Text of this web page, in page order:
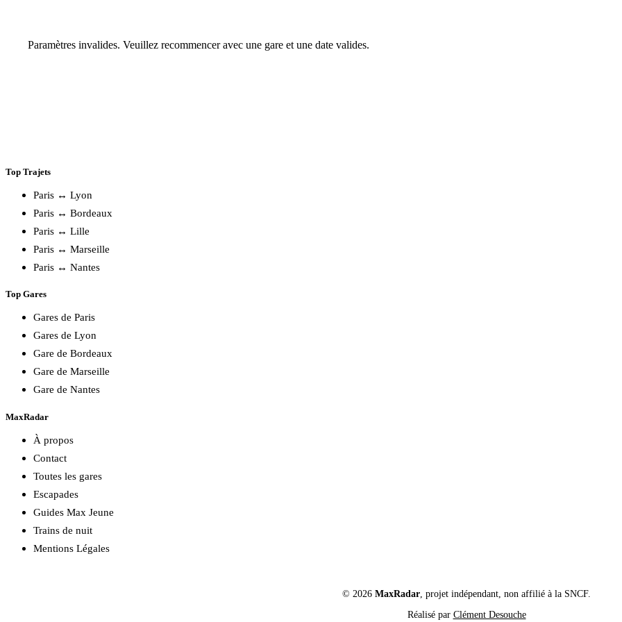
Paramètres invalides. Veuillez recommencer avec une gare et une date valides.
Top Trajets
Paris ↔ Lyon
Paris ↔ Bordeaux
Paris ↔ Lille
Paris ↔ Marseille
Paris ↔ Nantes
Top Gares
Gares de Paris
Gares de Lyon
Gare de Bordeaux
Gare de Marseille
Gare de Nantes
MaxRadar
À propos
Contact
Toutes les gares
Escapades
Guides Max Jeune
Trains de nuit
Mentions Légales
© 2026 MaxRadar , projet indépendant, non affilié à la SNCF.
Réalisé par Clément Desouche